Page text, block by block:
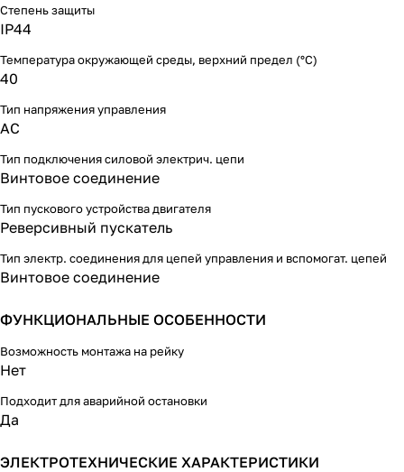
Степень защиты
IP44
Температура окружающей среды, верхний предел (°C)
40
Тип напряжения управления
AC
Тип подключения силовой электрич. цепи
Винтовое соединение
Тип пускового устройства двигателя
Реверсивный пускатель
Тип электр. соединения для цепей управления и вспомогат. цепей
Винтовое соединение
ФУНКЦИОНАЛЬНЫЕ ОСОБЕННОСТИ
Возможность монтажа на рейку
Нет
Подходит для аварийной остановки
Да
ЭЛЕКТРОТЕХНИЧЕСКИЕ ХАРАКТЕРИСТИКИ